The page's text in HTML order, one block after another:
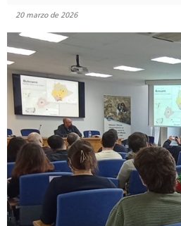
20 marzo de 2026